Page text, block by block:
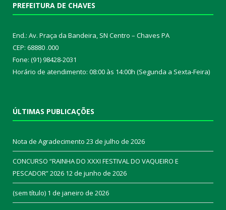
PREFEITURA DE CHAVES
End.: Av. Praça da Bandeira, SN Centro – Chaves PA
CEP: 68880 .000
Fone: (91) 98428-2031
Horário de atendimento: 08:00 às 14:00h (Segunda a Sexta-Feira)
ÚLTIMAS PUBLICAÇÕES
Nota de Agradecimento 23 de julho de 2026
CONCURSO “RAINHA DO XXXI FESTIVAL DO VAQUEIRO E
PESCADOR” 2026 12 de junho de 2026
(sem título) 1 de janeiro de 2026